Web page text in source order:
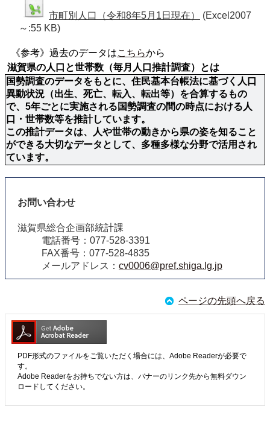
市町別人口（令和8年5月1日現在）
(Excel2007
～:55 KB)
《参考》過去のデータはこちらから
滋賀県の人口と世帯数（毎月人口推計調査）とは
国勢調査のデータをもとに、住民基本台帳法に基づく人口
異動状況（出生、死亡、転入、転出等）を合算するもの
で、5年ごとに実施される国勢調査の間の時点における人
口・世帯数等を推計しています。
この推計データは、人や世帯の動きから県の姿を知ること
ができる大切なデータとして、多種多様な分野で活用され
ています。
お問い合わせ
滋賀県総合企画部統計課
電話番号：077-528-3391
FAX番号：077-528-4835
メールアドレス： cv0006@pref.shiga.lg.jp
ページの先頭へ戻る
PDF形式のファイルをご覧いただく場合には、Adobe Readerが必要で
す。
Adobe Readerをお持ちでない方は、バナーのリンク先から無料ダウン
ロードしてください。